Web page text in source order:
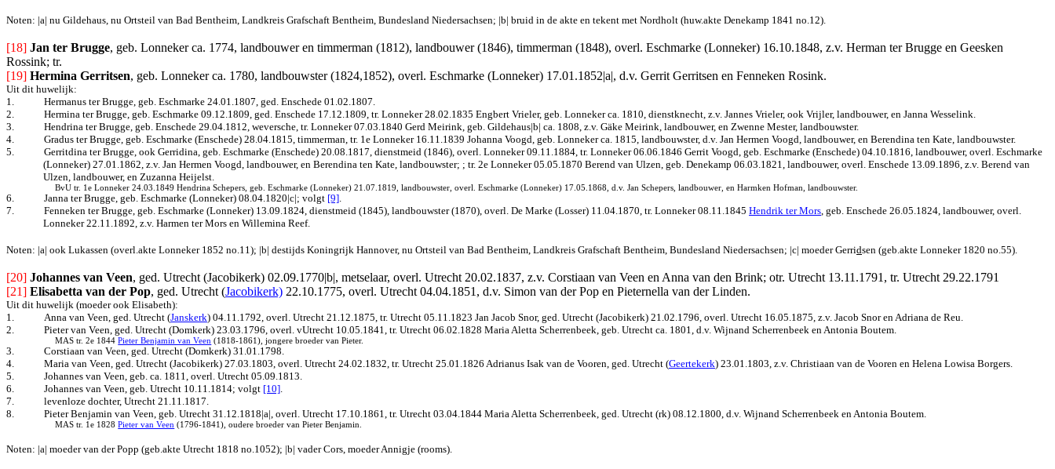
Noten: |a| nu Gildehaus, nu Ortsteil van Bad Bentheim, Landkreis Grafschaft Bentheim, Bundesland Niedersachsen; |b| bruid in de akte en tekent met Nordholt (huw.akte Denekamp 1841 no.12).
[18] Jan ter Brugge, geb. Lonneker ca. 1774, landbouwer en timmerman (1812), landbouwer (1846), timmerman (1848), overl. Eschmarke (Lonneker) 16.10.1848, z.v. Herman ter Brugge en Geesken
Rossink; tr.
[19] Hermina Gerritsen, geb. Lonneker ca. 1780, landbouwster (1824,1852), overl. Eschmarke (Lonneker) 17.01.1852|a|, d.v. Gerrit Gerritsen en Fenneken Rosink.
Uit dit huwelijk:
1.
Hermanus ter Brugge, geb. Eschmarke 24.01.1807, ged. Enschede 01.02.1807.
2.
Hermina ter Brugge, geb. Eschmarke 09.12.1809, ged. Enschede 17.12.1809, tr. Lonneker 28.02.1835 Engbert Vrieler, geb. Lonneker ca. 1810, dienstknecht, z.v. Jannes Vrieler, ook Vrijler, landbouwer, en Janna Wesselink.
3.
Hendrina ter Brugge, geb. Enschede 29.04.1812, weversche, tr. Lonneker 07.03.1840 Gerd Meirink, geb. Gildehaus|b| ca. 1808, z.v. Gäke Meirink, landbouwer, en Zwenne Mester, landbouwster.
4.
Gradus ter Brugge, geb. Eschmarke (Enschede) 28.04.1815, timmerman, tr. 1e Lonneker 16.11.1839 Johanna Voogd, geb. Lonneker ca. 1815, landbouwster, d.v. Jan Hermen Voogd, landbouwer, en Berendina ten Kate, landbouwster.
5.
Gerritdina ter Brugge, ook Gerridina, geb. Eschmarke (Enschede) 20.08.1817, dienstmeid (1846), overl. Lonneker 09.11.1884, tr. Lonneker 06.06.1846 Gerrit Voogd, geb. Eschmarke (Enschede) 04.10.1816, landbouwer, overl. Eschmarke
(Lonneker) 27.01.1862, z.v. Jan Hermen Voogd, landbouwer, en Berendina ten Kate, landbouwster; ; tr. 2e Lonneker 05.05.1870 Berend van Ulzen, geb. Denekamp 06.03.1821, landbouwer, overl. Enschede 13.09.1896, z.v. Berend van
Ulzen, landbouwer, en Zuzanna Heijelst.
BvU tr. 1e Lonneker 24.03.1849 Hendrina Schepers, geb. Eschmarke (Lonneker) 21.07.1819, landbouwster, overl. Eschmarke (Lonneker) 17.05.1868, d.v. Jan Schepers, landbouwer, en Harmken Hofman, landbouwster.
6. Janna ter Brugge, geb. Eschmarke (Lonneker) 08.04.1820|c|; volgt [9].
7.
Fenneken ter Brugge, geb. Eschmarke (Lonneker) 13.09.1824, dienstmeid (1845), landbouwster (1870), overl. De Marke (Losser) 11.04.1870, tr. Lonneker 08.11.1845 Hendrik ter Mors, geb. Enschede 26.05.1824, landbouwer, overl.
Lonneker 22.11.1892, z.v. Harmen ter Mors en Willemina Reef.
Noten: |a| ook Lukassen (overl.akte Lonneker 1852 no.11); |b| destijds Koningrijk Hannover, nu Ortsteil van Bad Bentheim, Landkreis Grafschaft Bentheim, Bundesland Niedersachsen; |c| moeder Gerridsen (geb.akte Lonneker 1820 no.55).
[20] Johannes van Veen, ged. Utrecht (Jacobikerk) 02.09.1770|b|, metselaar, overl. Utrecht 20.02.1837, z.v. Corstiaan van Veen en Anna van den Brink; otr. Utrecht 13.11.1791, tr. Utrecht 29.22.1791
[21] Elisabetta van der Pop, ged. Utrecht (Jacobikerk) 22.10.1775, overl. Utrecht 04.04.1851, d.v. Simon van der Pop en Pieternella van der Linden.
Uit dit huwelijk (moeder ook Elisabeth):
1.
Anna van Veen, ged. Utrecht (Janskerk) 04.11.1792, overl. Utrecht 21.12.1875, tr. Utrecht 05.11.1823 Jan Jacob Snor, ged. Utrecht (Jacobikerk) 21.02.1796, overl. Utrecht 16.05.1875, z.v. Jacob Snor en Adriana de Reu.
2.
Pieter van Veen, ged. Utrecht (Domkerk) 23.03.1796, overl. vUtrecht 10.05.1841, tr. Utrecht 06.02.1828 Maria Aletta Scherrenbeek, geb. Utrecht ca. 1801, d.v. Wijnand Scherrenbeek en Antonia Boutem.
MAS tr. 2e 1844Pieter Benjamin van Veen (1818-1861), jongere broeder van Pieter.
3.
Corstiaan van Veen, ged. Utrecht (Domkerk) 31.01.1798.
4.
Maria van Veen, ged. Utrecht (Jacobikerk) 27.03.1803, overl. Utrecht 24.02.1832, tr. Utrecht 25.01.1826 Adrianus Isak van de Vooren, ged. Utrecht (Geertekerk) 23.01.1803, z.v. Christiaan van de Vooren en Helena Lowisa Borgers.
5.
Johannes van Veen, geb. ca. 1811, overl. Utrecht 05.09.1813.
6.
Johannes van Veen, geb. Utrecht 10.11.1814; volgt [10].
7.
levenloze dochter, Utrecht 21.11.1817.
8.
Pieter Benjamin van Veen, geb. Utrecht 31.12.1818|a|, overl. Utrecht 17.10.1861, tr. Utrecht 03.04.1844 Maria Aletta Scherrenbeek, ged. Utrecht (rk) 08.12.1800, d.v. Wijnand Scherrenbeek en Antonia Boutem.
MAS tr. 1e 1828Pieter van Veen (1796-1841), oudere broeder van Pieter Benjamin.
Noten: |a| moeder van der Popp (geb.akte Utrecht 1818 no.1052); |b| vader Cors, moeder Annigje (rooms).